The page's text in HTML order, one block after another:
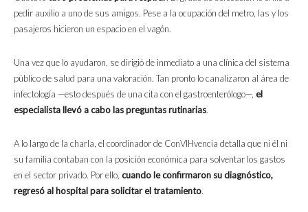
pedir auxilio a uno de sus amigos. Pese a la ocupación del metro, las y los
pasajeros hicieron un espacio en el vagón.
Una vez que lo ayudaron, se dirigió de inmediato a una clínica del sistema
público de salud para una valoración. Tan pronto lo canalizaron al área de
infectología —esto después de una cita con el gastroenterólogo—, el
especialista llevó a cabo las preguntas rutinarias.
A lo largo de la charla, el coordinador de ConVIHvencia detalla que ni él ni
su familia contaban con la posición económica para solventar los gastos
en el sector privado. Por ello, cuando le confirmaron su diagnóstico,
regresó al hospital para solicitar el tratamiento.